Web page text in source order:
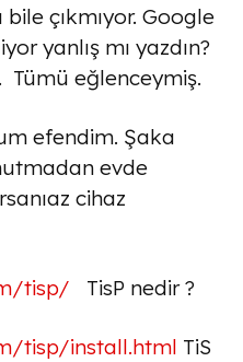
çıkmıyor. Google
yanlış mı yazdın?
eğlenceymiş.
efendim. Şaka
evde
cihaz
tisp/ TisP nedir ?
tisp/install.html TiS